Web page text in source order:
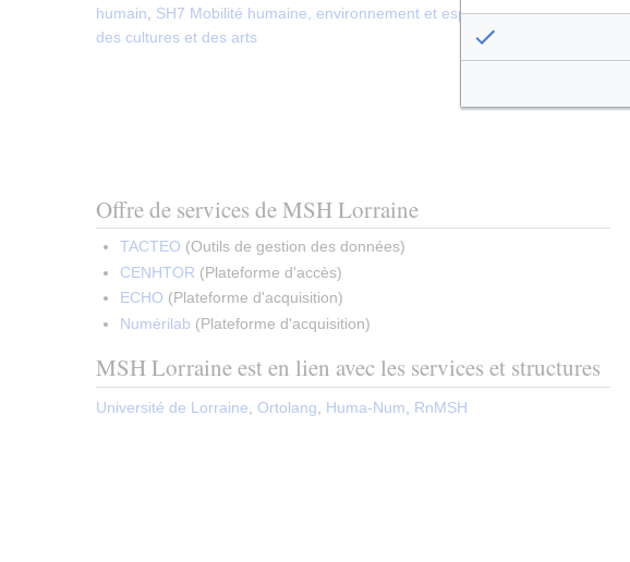
humain
SH7 Mobilité humaine, environnement et espace,SH8 Études
des cultures et des arts
Offre de services de MSH Lorraine
TACTEO (Outils de gestion des données)
CENHTOR (Plateforme d'accès)
ECHO (Plateforme d'acquisition)
Numérilab (Plateforme d'acquisition)
MSH Lorraine est en lien avec les services et structures
Université de Lorraine Ortolang Huma-Num RnMSH